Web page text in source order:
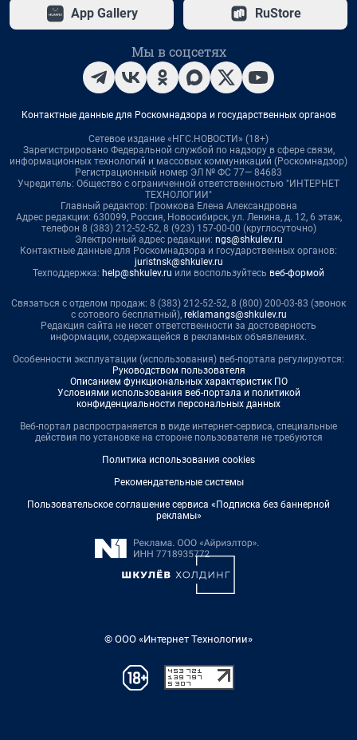
App Gallery RuStore
Мы в соцсетях
Контактные данные для Роскомнадзора и государственных органов
Сетевое издание «НГС.НОВОСТИ» (18+)
Зарегистрировано Федеральной службой по надзору в сфере связи,
информационных технологий и массовых коммуникаций (Роскомнадзор)
Регистрационный номер ЭЛ № ФС 77— 84683
Учредитель: Общество с ограниченной ответственностью "ИНТЕРНЕТ
ТЕХНОЛОГИИ"
Главный редактор: Громкова Елена Александровна
Адрес редакции: 630099, Россия, Новосибирск, ул. Ленина, д. 12, 6 этаж,
телефон 8 (383) 212-52-52, 8 (923) 157-00-00 (круглосуточно)
Электронный адрес редакции: ngs@shkulev.ru
Контактные данные для Роскомнадзора и государственных органов:
juristnsk@shkulev.ru
Техподдержка: help@shkulev.ru или воспользуйтесь веб-формой
Связаться с отделом продаж: 8 (383) 212-52-52, 8 (800) 200-03-83 (звонок
с сотового бесплатный), reklamangs@shkulev.ru
Редакция сайта не несет ответственности за достоверность
информации, содержащейся в рекламных объявлениях.
Особенности эксплуатации (использования) веб-портала регулируются:
Руководством пользователя
Описанием функциональных характеристик ПО
Условиями использования веб-портала и политикой
конфиденциальности персональных данных
Веб-портал распространяется в виде интернет-сервиса, специальные
действия по установке на стороне пользователя не требуются
Политика использования cookies
Рекомендательные системы
Пользовательское соглашение сервиса «Подписка без баннерной
рекламы»
© ООО «Интернет Технологии»